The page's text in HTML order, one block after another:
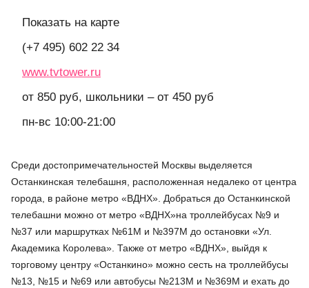
Показать на карте
(+7 495) 602 22 34
www.tvtower.ru
от 850 руб, школьники – от 450 руб
пн-вс 10:00-21:00
Среди достопримечательностей Москвы выделяется
Останкинская телебашня, расположенная недалеко от центра
города, в районе метро «ВДНХ». Добраться до Останкинской
телебашни можно от метро «ВДНХ»на троллейбусах №9 и
№37 или маршрутках №61М и №397М до остановки «Ул.
Академика Королева». Также от метро «ВДНХ», выйдя к
торговому центру «Останкино» можно сесть на троллейбусы
№13, №15 и №69 или автобусы №213М и №369М и ехать до